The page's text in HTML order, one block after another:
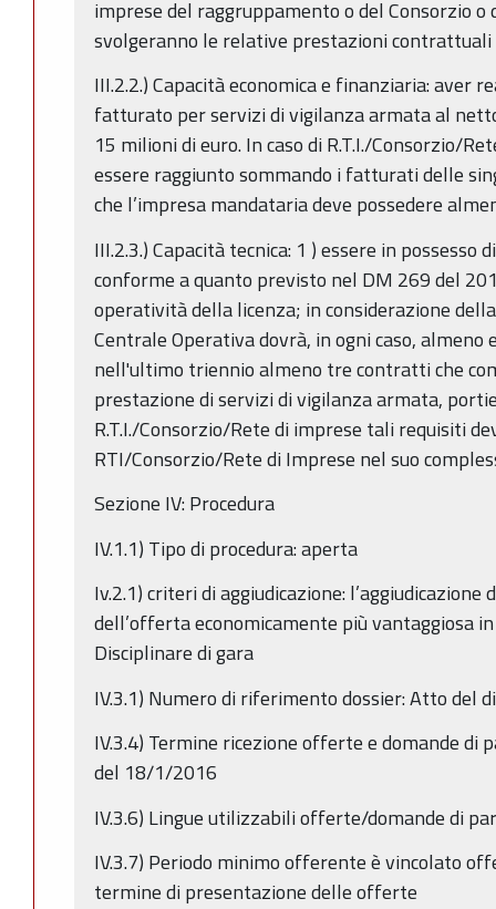
imprese del raggruppamento o del Consorzio o
svolgeranno le relative prestazioni contrattuali
III.2.2.) Capacità economica e finanziaria: aver
fatturato per servizi di vigilanza armata al
15 milioni di euro. In caso di R.T.I./Consorzio/
essere raggiunto sommando i fatturati delle
che l’impresa mandataria deve possedere
III.2.3.) Capacità tecnica: 1 ) essere in possesso
conforme a quanto previsto nel DM 269 del
operatività della licenza; in considerazione
Centrale Operativa dovrà, in ogni caso,
nell'ultimo triennio almeno tre contratti che
prestazione di servizi di vigilanza armata,
R.T.I./Consorzio/Rete di imprese tali requisiti
RTI/Consorzio/Rete di Imprese nel suo
Sezione IV: Procedura
IV.1.1) Tipo di procedura: aperta
Iv.2.1) criteri di aggiudicazione:
dell’offerta economicamente più vantaggiosa
Disciplinare di gara
IV.3.1) Numero di riferimento dossier: Atto del
IV.3.4) Termine ricezione offerte e domande di
del 18/1/2016
IV.3.6) Lingue utilizzabili offerte/domande di
IV.3.7) Periodo minimo offerente è vincolato
termine di presentazione delle offerte